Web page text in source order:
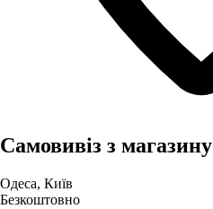
Самовивіз з магазину
Одеса, Київ
Безкоштовно